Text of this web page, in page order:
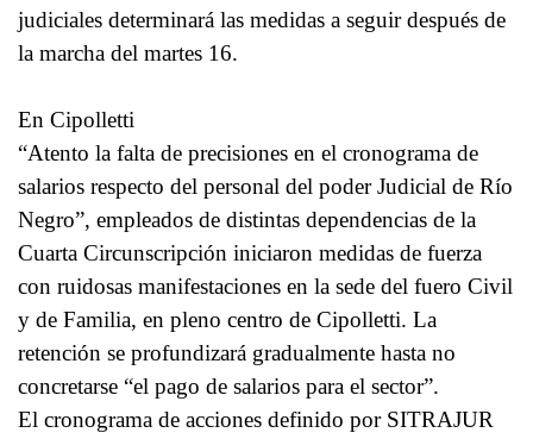
judiciales determinará las medidas a seguir después de
la marcha del martes 16.
En Cipolletti
“Atento la falta de precisiones en el cronograma de
salarios respecto del personal del poder Judicial de Río
Negro”, empleados de distintas dependencias de la
Cuarta Circunscripción iniciaron medidas de fuerza
con ruidosas manifestaciones en la sede del fuero Civil
y de Familia, en pleno centro de Cipolletti. La
retención se profundizará gradualmente hasta no
concretarse “el pago de salarios para el sector”.
El cronograma de acciones definido por SITRAJUR